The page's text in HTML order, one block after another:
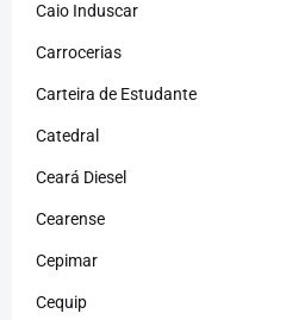
Caio Induscar
Carrocerias
Carteira de Estudante
Catedral
Ceará Diesel
Cearense
Cepimar
Cequip